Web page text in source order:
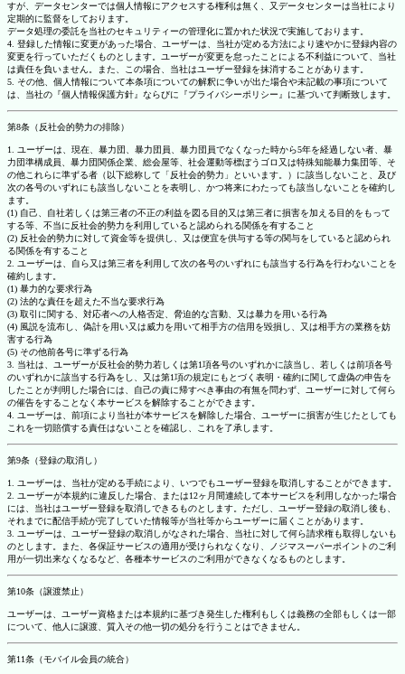
すが、データセンターでは個人情報にアクセスする権利は無く、又データセンターは当社により
定期的に監督をしております。
データ処理の委託を当社のセキュリティーの管理化に置かれた状況で実施しております。
4. 登録した情報に変更があった場合、ユーザーは、当社が定める方法により速やかに登録内容の
変更を行っていただくものとします。ユーザーが変更を怠ったことによる不利益について、当社
は責任を負いません。また、この場合、当社はユーザー登録を抹消することがあります。
5. その他、個人情報について本条項についての解釈に争いが出た場合や未記載の事項について
は、当社の『個人情報保護方針』ならびに『プライバシーポリシー』に基づいて判断致します。
第8条（反社会的勢力の排除）
1. ユーザーは、現在、暴力団、暴力団員、暴力団員でなくなった時から5年を経過しない者、暴
力団準構成員、暴力団関係企業、総会屋等、社会運動等標ぼうゴロ又は特殊知能暴力集団等、そ
の他これらに準ずる者（以下総称して「反社会的勢力」といいます。）に該当しないこと、及び
次の各号のいずれにも該当しないことを表明し、かつ将来にわたっても該当しないことを確約し
ます。
(1) 自己、自社若しくは第三者の不正の利益を図る目的又は第三者に損害を加える目的をもって
する等、不当に反社会的勢力を利用していると認められる関係を有すること
(2) 反社会的勢力に対して資金等を提供し、又は便宜を供与する等の関与をしていると認められ
る関係を有すること
2. ユーザーは、自ら又は第三者を利用して次の各号のいずれにも該当する行為を行わないことを
確約します。
(1) 暴力的な要求行為
(2) 法的な責任を超えた不当な要求行為
(3) 取引に関する、対応者への人格否定、脅迫的な言動、又は暴力を用いる行為
(4) 風説を流布し、偽計を用い又は威力を用いて相手方の信用を毀損し、又は相手方の業務を妨
害する行為
(5) その他前各号に準ずる行為
3. 当社は、ユーザーが反社会的勢力若しくは第1項各号のいずれかに該当し、若しくは前項各号
のいずれかに該当する行為をし、又は第1項の規定にもとづく表明・確約に関して虚偽の申告を
したことが判明した場合には、自己の責に帰すべき事由の有無を問わず、ユーザーに対して何ら
の催告をすることなく本サービスを解除することができます。
4. ユーザーは、前項により当社が本サービスを解除した場合、ユーザーに損害が生じたとしても
これを一切賠償する責任はないことを確認し、これを了承します。
第9条（登録の取消し）
1. ユーザーは、当社が定める手続により、いつでもユーザー登録を取消しすることができます。
2. ユーザーが本規約に違反した場合、または12ヶ月間連続して本サービスを利用しなかった場合
には、当社はユーザー登録を取消しできるものとします。ただし、ユーザー登録の取消し後も、
それまでに配信手続が完了していた情報等が当社等からユーザーに届くことがあります。
3. ユーザーは、ユーザー登録の取消しがなされた場合、当社に対して何ら請求権も取得しないも
のとします。また、各保証サービスの適用が受けられなくなり、ノジマスーパーポイントのご利
用が一切出来なくなるなど、各種本サービスのご利用ができなくなるものとします。
第10条（譲渡禁止）
ユーザーは、ユーザー資格または本規約に基づき発生した権利もしくは義務の全部もしくは一部
について、他人に譲渡、質入その他一切の処分を行うことはできません。
第11条（モバイル会員の統合）